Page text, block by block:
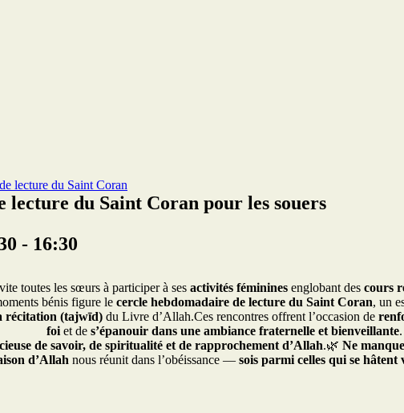
lecture du Saint Coran
lecture du Saint Coran pour les souers
- 16:30
toutes les sœurs à participer à ses activités fémininesenglobant des cours
bénis figure le cercle hebdomadaire de lecture du Saint Coran, un
récitation (tajwīd) du Livre d’Allah.Ces rencontres offrent l’occasion de
foi et de s’épanouir dans une ambiance fraternelle et bienveillante.
de savoir, de spiritualité et de rapprochement d’Allah.🌿 Ne
d’Allah nous réunit dans l’obéissance — sois parmi celles qui se hâtent